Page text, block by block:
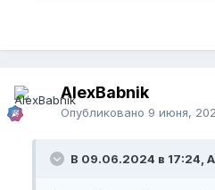
AlexBabnik
Опубликовано 9 июня,
В 09.06.2024 в 17:24,